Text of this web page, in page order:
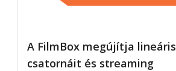
A FilmBox megújítja lineáris
csatornáit és streaming